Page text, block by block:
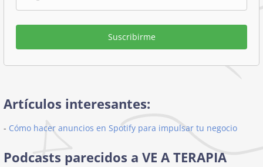
Suscribirme
Artículos interesantes:
- Cómo hacer anuncios en Spotify para impulsar tu negocio
Podcasts parecidos a VE A TERAPIA